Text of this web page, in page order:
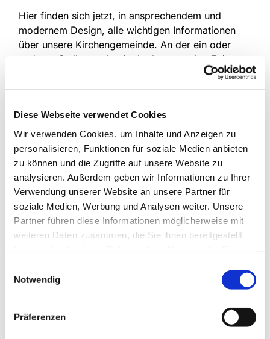
Diese Webseite verwendet Cookies
Wir verwenden Cookies, um Inhalte und Anzeigen zu
personalisieren, Funktionen für soziale Medien anbieten
zu können und die Zugriffe auf unsere Website zu
analysieren. Außerdem geben wir Informationen zu Ihrer
Verwendung unserer Website an unsere Partner für
soziale Medien, Werbung und Analysen weiter. Unsere
Partner führen diese Informationen möglicherweise mit
weiteren Daten zusammen, die Sie ihnen bereitgestellt
Notwendig
Präferenzen
Hier finden sich jetzt, in ansprechendem und
modernem Design, alle wichtigen Informationen
über unsere Kirchengemeinde. An der ein oder
anderen Stelle werden in der kommenden Zeit
noch Angebote ergänzt oder weitere Informationen
hinzugefügt.
Wenn Ihnen beim Besuch der Webseite auffällt,
nicht funktioniert oder etwas falsch dargestellt
wird, teilen Sie uns dies gern mit!